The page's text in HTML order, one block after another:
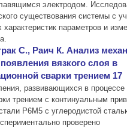
электродом.
существования системы с
характеристик параметров и
С., Раич К. Анализ
вязкого слоя в
сварки трением 17
развивающихся в процессе
трением с континуальным
Р6М5 с углеродистой
проверено